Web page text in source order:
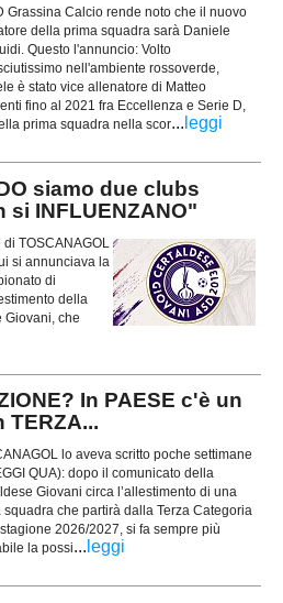
Grassina Calcio rende noto che il nuovo
della prima squadra sarà Daniele
Questo l'annuncio: Volto
nell'ambiente rossoverde,
è stato vice allenatore di Matteo
fino al 2021 fra Eccellenza e Serie D,
prima squadra nella scor... leggi
siamo due clubs
si INFLUENZANO"
TOSCANAGOL
si annunciava la
di
della
Giovani, che
In PAESE c'è un
TERZA...
lo aveva scritto poche settimane
QUA): dopo il comunicato della
Giovani circa l’allestimento di una
squadra che partirà dalla Terza Categoria
2026/2027, si fa sempre più
la possi... leggi